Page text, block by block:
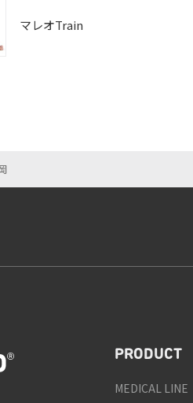
マレオTrain
PRODUCT
MEDICAL LINE